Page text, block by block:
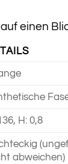
einen
H: 0,8
abweichen)